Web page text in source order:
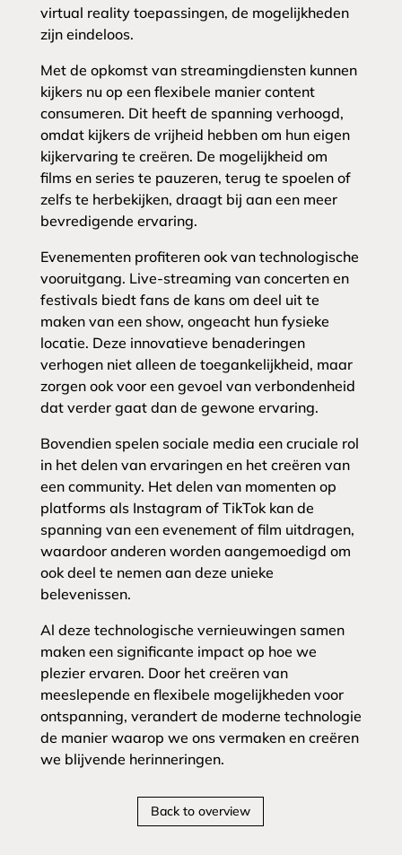
virtual reality toepassingen, de mogelijkheden
zijn eindeloos.
Met de opkomst van streamingdiensten kunnen
kijkers nu op een flexibele manier content
consumeren. Dit heeft de spanning verhoogd,
omdat kijkers de vrijheid hebben om hun eigen
kijkervaring te creëren. De mogelijkheid om
films en series te pauzeren, terug te spoelen of
zelfs te herbekijken, draagt bij aan een meer
bevredigende ervaring.
Evenementen profiteren ook van technologische
vooruitgang. Live-streaming van concerten en
festivals biedt fans de kans om deel uit te
maken van een show, ongeacht hun fysieke
locatie. Deze innovatieve benaderingen
verhogen niet alleen de toegankelijkheid, maar
zorgen ook voor een gevoel van verbondenheid
dat verder gaat dan de gewone ervaring.
Bovendien spelen sociale media een cruciale rol
in het delen van ervaringen en het creëren van
een community. Het delen van momenten op
platforms als Instagram of TikTok kan de
spanning van een evenement of film uitdragen,
waardoor anderen worden aangemoedigd om
ook deel te nemen aan deze unieke
belevenissen.
Al deze technologische vernieuwingen samen
maken een significante impact op hoe we
plezier ervaren. Door het creëren van
meeslepende en flexibele mogelijkheden voor
ontspanning, verandert de moderne technologie
de manier waarop we ons vermaken en creëren
we blijvende herinneringen.
Back to overview